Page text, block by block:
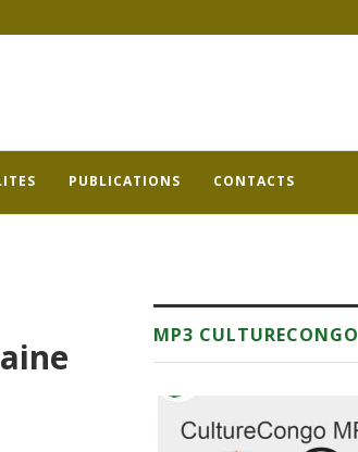
PUBLICATIONS CONTACTS
MP3 CULTURECONGO